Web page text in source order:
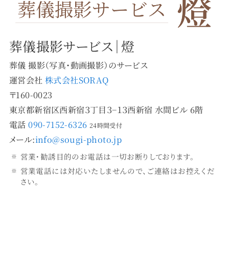
葬儀撮影サービス｜燈
葬儀 撮影（写真・動画撮影）のサービス
運営会社 株式会社SORAQ
〒160-0023
東京都新宿区西新宿３丁目３−１３西新宿 水間ビル 6階
電話090-7152-6326 24時間受付
メール:info@sougi-photo.jp
営業・勧誘目的のお電話は一切お断りしております。
営業電話には対応いたしませんので、ご連絡はお控えくだ
さい。